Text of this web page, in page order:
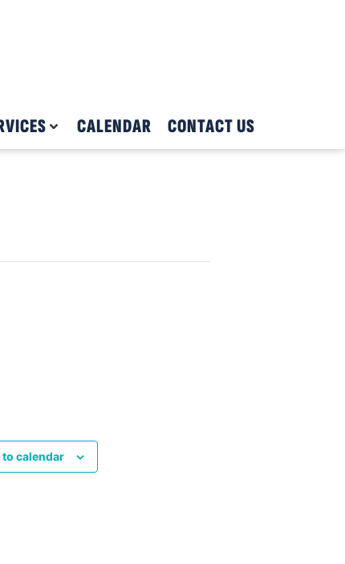
CALENDAR CONTACT US
to calendar